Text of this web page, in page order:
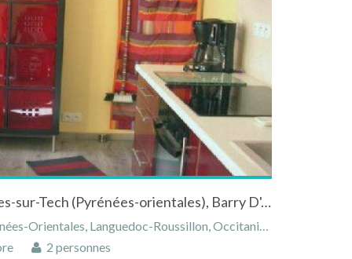
Appartement de 35 m² à Arles-sur-Tech (Pyrénées-orientales), Barry D'Amunt
Orientales, Languedoc-Roussillon, Occitanie, France
2 personnes